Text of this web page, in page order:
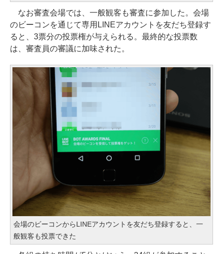
なお審査会場では、一般観客も審査に参加した。会場
のビーコンを通じて専用LINEアカウントを友だち登録す
ると、3票分の投票権が与えられる。最終的な投票数
は、審査員の審議に加味された。
会場のビーコンからLINEアカウントを友だち登録すると、一
般観客も投票できた